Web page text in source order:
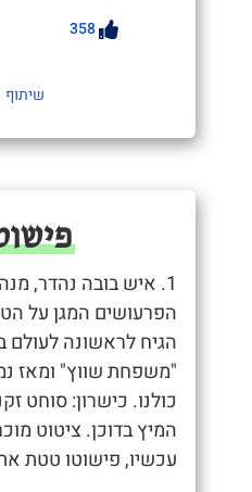
358
שיתוף
1. איש בובה נהדר,
הפרעושים המגן על
הגיח לראשונה לעולם
"משפחת שווץ" ומאז
כולנו. כישרון: סוחט
המיץ בדוכן. ציטוט
עכשיו, פישוטו טטת